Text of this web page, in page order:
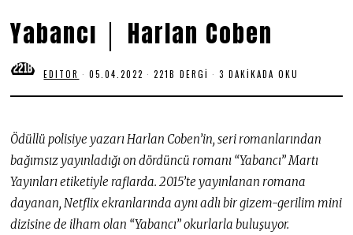
Yabancı │ Harlan Coben
EDITOR 05.04.2022 0
.
2
0
2
2
221B DERGI 3 DAKIKADA OKU
Ödüllü polisiye yazarı Harlan Coben’in, seri romanlarından
bağımsız yayınladığı on dördüncü romanı “Yabancı” Martı
Yayınları etiketiyle raflarda. 2015’te yayınlanan romana
dayanan, Netflix ekranlarında aynı adlı bir gizem-gerilim mini
dizisine de ilham olan “Yabancı” okurlarla buluşuyor.